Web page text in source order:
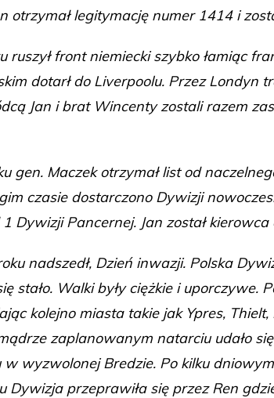
otrzymał legitymację numer 1414 i
ruszył front niemiecki szybko łamiąc
dotarł do Liverpoolu. Przez Londyn
Jan i brat Wincenty zostali razem
gen. Maczek otrzymał list od
czasie dostarczono Dywizji
1 Dywizji Pancernej. Jan został kierowca
nadszedł, Dzień inwazji. Polska
stało. Walki były ciężkie i
kolejno miasta takie jak Ypres,
zaplanowanym natarciu udało
w wyzwolonej Bredzie. Po kilku
Dywizja przeprawiła się przez Ren